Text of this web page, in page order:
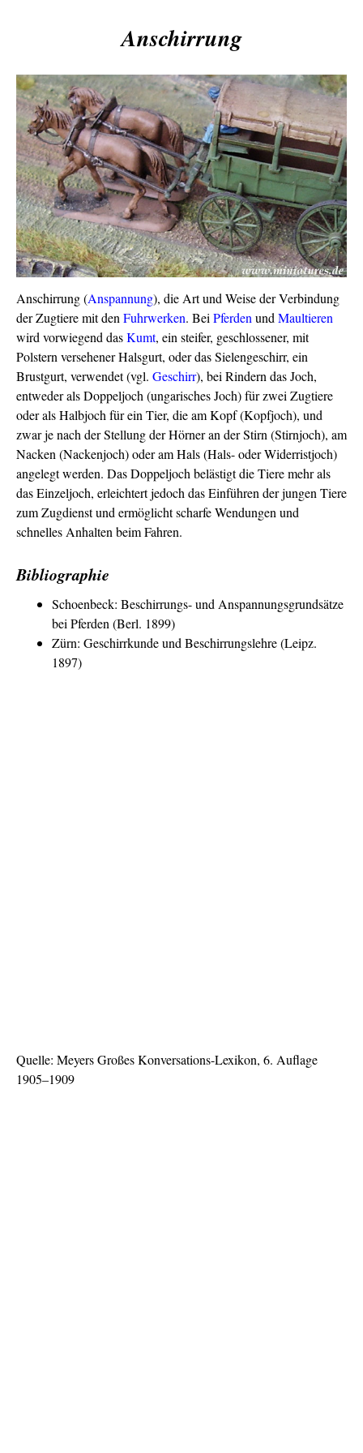
Anschirrung
Anschirrung (Anspannung), die Art und Weise der Verbindung
der Zugtiere mit denFuhrwerken. BeiPferdenundMaultieren
wird vorwiegend dasKumt, ein steifer, geschlossener, mit
Polstern versehener Halsgurt, oder das Sielengeschirr, ein
Brustgurt, verwendet (vgl. Geschirr), bei Rindern das Joch,
entweder als Doppeljoch (ungarisches Joch) für zwei Zugtiere
oder als Halbjoch für ein Tier, die am Kopf (Kopfjoch), und
zwar je nach der Stellung der Hörner an der Stirn (Stirnjoch), am
Nacken (Nackenjoch) oder am Hals (Hals- oder Widerristjoch)
angelegt werden. Das Doppeljoch belästigt die Tiere mehr als
das Einzeljoch, erleichtert jedoch das Einführen der jungen Tiere
zum Zugdienst und ermöglicht scharfe Wendungen und
schnelles Anhalten beim Fahren.
Bibliographie
Schoenbeck: Beschirrungs- und Anspannungsgrundsätze
bei Pferden (Berl. 1899)
Zürn: Geschirrkunde und Beschirrungslehre (Leipz.
1897)
Quelle: Meyers Großes Konversations-Lexikon, 6. Auflage
1905–1909